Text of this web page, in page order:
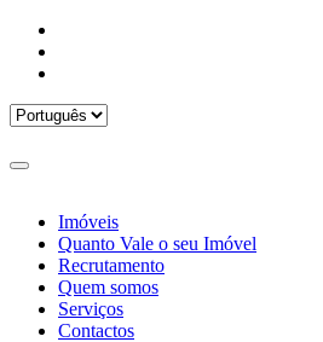
Imóveis
Quanto Vale o seu Imóvel
Recrutamento
Quem somos
Serviços
Contactos